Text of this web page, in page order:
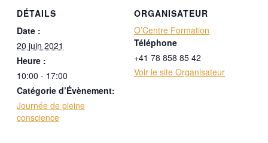
DÉTAILS
Date :
20 juin 2021
Heure :
10:00 - 17:00
Catégorie d’Évènement:
Journée de pleine
conscience
ORGANISATEUR
O’Centre Formation
Téléphone
+41 78 858 85 42
Voir le site Organisateur